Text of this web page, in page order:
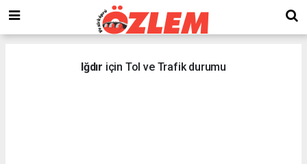
Iğdır için Tol ve Trafik durumu